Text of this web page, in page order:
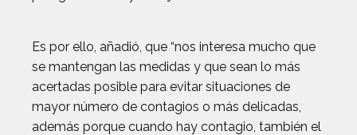
Es por ello, añadió, que “nos interesa mucho que
se mantengan las medidas y que sean lo más
acertadas posible para evitar situaciones de
mayor número de contagios o más delicadas,
además porque cuando hay contagio, también el